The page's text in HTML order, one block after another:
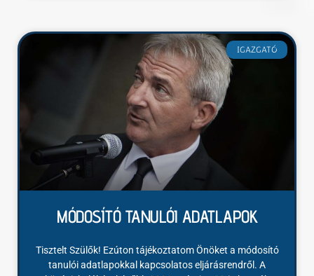
IGAZGATÓ
MÓDOSÍTÓ TANULÓI ADATLAPOK
Tisztelt Szülők! Ezúton tájékoztatom Önöket a módosító
tanulói adatlapokkal kapcsolatos eljárásrendről. A